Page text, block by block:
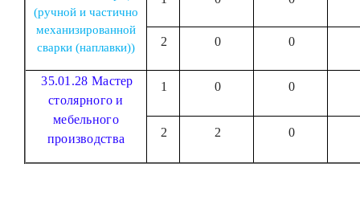
(ручной и частично
механизированной
сварки (наплавки))
2 0 0
35.01.28 Мастер
столярного и
мебельного
производства
1 0 0
2 2 0